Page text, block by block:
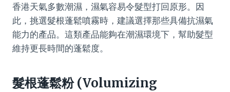
香港天氣多數潮濕，濕氣容易令髮型打回原形。因
此，挑選髮根蓬鬆噴霧時，建議選擇那些具備抗濕氣
能力的產品。這類產品能夠在潮濕環境下，幫助髮型
維持更長時間的蓬鬆度。
髮根蓬鬆粉 (Volumizing